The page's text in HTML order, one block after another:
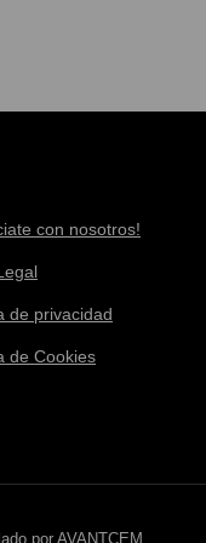
con nosotros!
de privacidad
de Cookies
por AVANTCEM